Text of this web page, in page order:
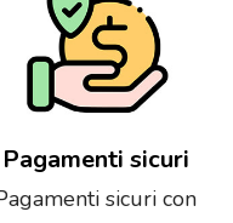
Pagamenti sicuri
sicuri con